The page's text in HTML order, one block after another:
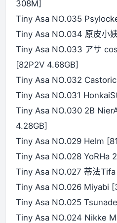
308M]
Tiny Asa NO.035
Tiny Asa NO.034 原皮小
Tiny Asa NO.033 アサ
[82P2V 4.68GB]
Tiny Asa NO.032
Tiny Asa NO.031
Tiny Asa NO.030 2B
4.28GB]
Tiny Asa NO.029 Helm
Tiny Asa NO.028 YoRHa
Tiny Asa NO.027 蒂法
Tiny Asa NO.026 Miyabi
Tiny Asa NO.025
Tiny Asa NO.024 Nikke